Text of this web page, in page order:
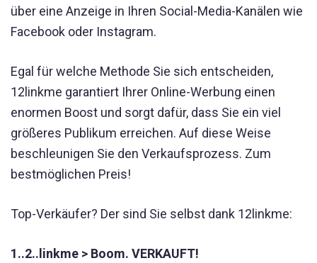
über eine Anzeige in Ihren Social-Media-Kanälen wie
Facebook oder Instagram.
Egal für welche Methode Sie sich entscheiden,
12linkme garantiert Ihrer Online-Werbung einen
enormen Boost und sorgt dafür, dass Sie ein viel
größeres Publikum erreichen. Auf diese Weise
beschleunigen Sie den Verkaufsprozess. Zum
bestmöglichen Preis!
Top-Verkäufer? Der sind Sie selbst dank 12linkme:
1..2..linkme > Boom. VERKAUFT!